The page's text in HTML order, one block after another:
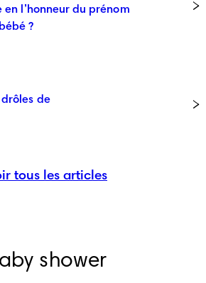
en l’honneur du prénom
?
drôles de
tous les articles
shower